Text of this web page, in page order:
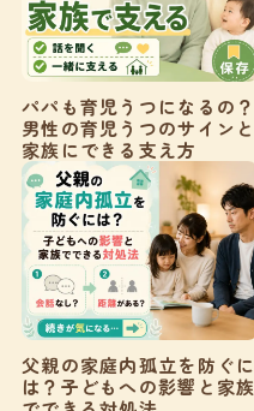
パパも育児うつになるの？
男性の育児うつのサインと
家族にできる支え方
父親の家庭内孤立を防ぐに
は？子どもへの影響と家族